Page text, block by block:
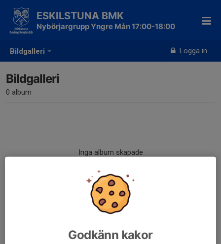
Bildgalleri Logga in
ESKILSTUNA BMK
Nybörjargrupp Yngre Mån 17:00-18:00
Bildgalleri
0 album
Inga album skapade
Godkänn kakor